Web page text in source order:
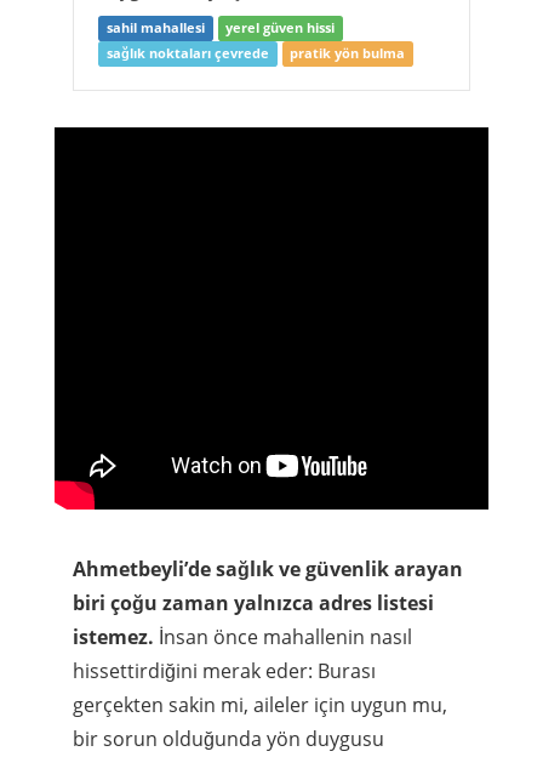
biri çoğu zaman yalnızca adres listesi
istemez.İnsan önce mahallenin nasıl
gerçekten sakin mi, aileler için uygun mu,
bir sorun olduğunda yön duygusu
kayboluyor mu, yoksa küçük bir yer
olmasına rağmen düzenli bir yapı
hissediliyor mu? Ahmetbeyli’nin gücü tam
burada ortaya çıkar. Burası gösterişli bir